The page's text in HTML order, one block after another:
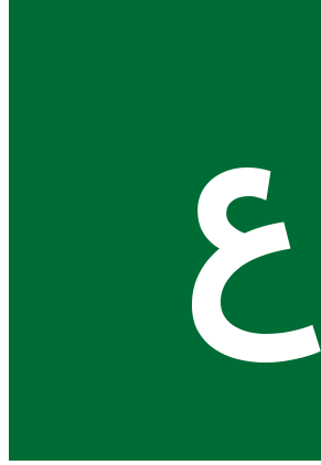
ع